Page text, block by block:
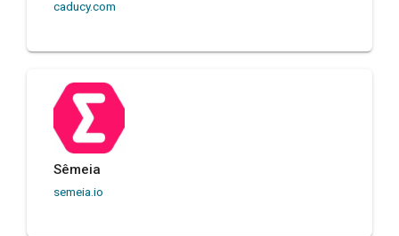
caducy.com
Sêmeia
semeia.io